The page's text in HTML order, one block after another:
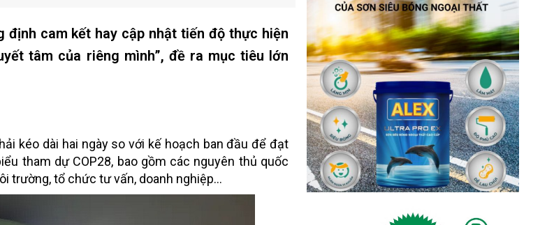
định cam kết hay cập nhật tiến độ thực hiện
tâm của riêng mình”, đề ra mục tiêu lớn
kéo dài hai ngày so với kế hoạch ban đầu để đạt
tham dự COP28, bao gồm các nguyên thủ quốc
trường, tổ chức tư vấn, doanh nghiệp...